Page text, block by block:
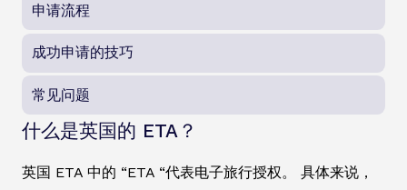
申请流程
成功申请的技巧
常见问题
什么是英国的 ETA？
英国 ETA 中的 “ETA “代表电子旅行授权。 具体来说，